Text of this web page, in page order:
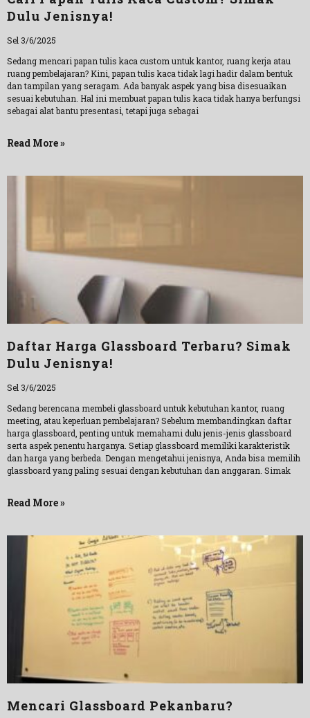
Dulu Jenisnya!
Sel 3/6/2025
Sedang mencari papan tulis kaca custom untuk kantor, ruang kerja atau
ruang pembelajaran? Kini, papan tulis kaca tidak lagi hadir dalam bentuk
dan tampilan yang seragam. Ada banyak aspek yang bisa disesuaikan
sesuai kebutuhan. Hal ini membuat papan tulis kaca tidak hanya berfungsi
sebagai alat bantu presentasi, tetapi juga sebagai
Read More »
Daftar Harga Glassboard Terbaru? Simak
Dulu Jenisnya!
Sel 3/6/2025
Sedang berencana membeli glassboard untuk kebutuhan kantor, ruang
meeting, atau keperluan pembelajaran? Sebelum membandingkan daftar
harga glassboard, penting untuk memahami dulu jenis-jenis glassboard
serta aspek penentu harganya. Setiap glassboard memiliki karakteristik
dan harga yang berbeda. Dengan mengetahui jenisnya, Anda bisa memilih
glassboard yang paling sesuai dengan kebutuhan dan anggaran. Simak
Read More »
Mencari Glassboard Pekanbaru?